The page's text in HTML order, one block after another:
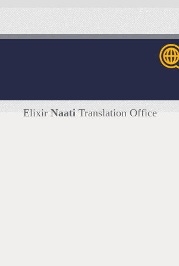
Elixir Naati Translation Office